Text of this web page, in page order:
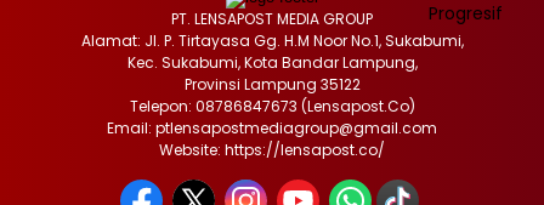
PT. LENSAPOST MEDIA GROUP
Alamat: Jl. P. Tirtayasa Gg. H.M Noor No.1, Sukabumi,
Kec. Sukabumi, Kota Bandar Lampung,
Provinsi Lampung 35122
Telepon: 08786847673 (Lensapost.Co)
Email: ptlensapostmediagroup@gmail.com
Website: https://lensapost.co/